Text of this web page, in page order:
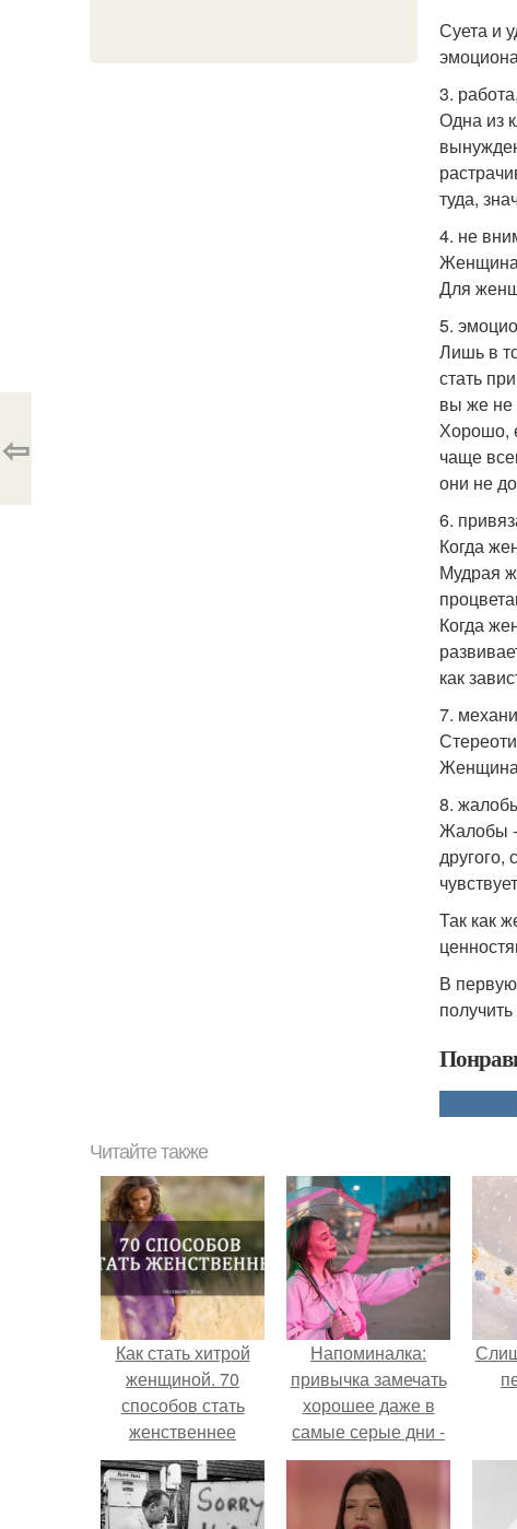
Суета и
3.
Одна из
туда,
4. не
Женщина
Для
5.
Лишь в
стать
вы же не
Хорошо,
чаще
они не
6.
Когда
Мудрая
Когда
как
7.
Женщина
8.
Жалобы -
другого,
Так как
В
⇦
Читайте также
Как стать хитрой
женщиной. 70
способов стать
женственнее
Напоминалка:
привычка замечать
хорошее даже в
самые серые дни -
это не очередная
сказка из книг по
саморазвитию.